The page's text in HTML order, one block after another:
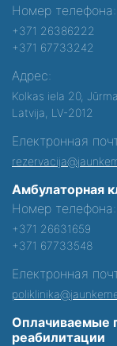
Номер телефона:
+371 26386222
+371 67733242
Адрес:
Kolkas iela 20,
Latvija, LV-2012
Електронная
Амбулаторная
Номер телефона:
+371 26631659
+371 67733548
Електронная
Оплачиваемые
реабилитации